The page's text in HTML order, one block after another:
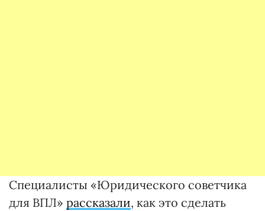
Специалисты «Юридического советчика
для ВПЛ» рассказали, как это сделать